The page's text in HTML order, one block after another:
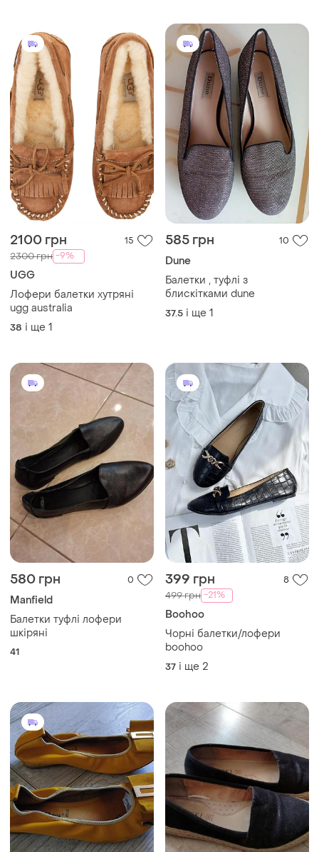
2100 грн 15
2300 грн -9%
UGG
Лофери балетки хутряні
ugg australia
38 і ще 1
585 грн 10
Dune
Балетки , туфлі з
блискітками dune
37.5 і ще 1
580 грн 0
Manfield
Балетки туфлі лофери
шкіряні
41
399 грн 8
499 грн -21%
Boohoo
Чорні балетки/лофери
boohoo
37 і ще 2